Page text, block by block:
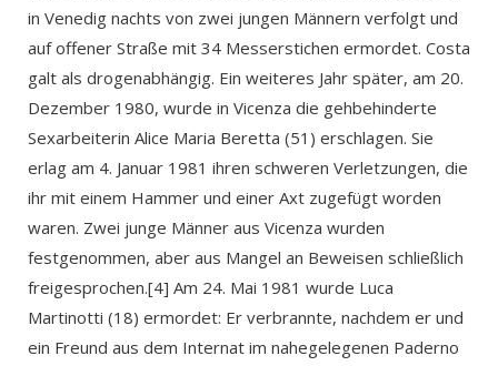
in Venedig nachts von zwei jungen Männern verfolgt und
auf offener Straße mit 34 Messerstichen ermordet. Costa
galt als drogenabhängig. Ein weiteres Jahr später, am 20.
Dezember 1980, wurde in Vicenza die gehbehinderte
Sexarbeiterin Alice Maria Beretta (51) erschlagen. Sie
erlag am 4. Januar 1981 ihren schweren Verletzungen, die
ihr mit einem Hammer und einer Axt zugefügt worden
waren. Zwei junge Männer aus Vicenza wurden
festgenommen, aber aus Mangel an Beweisen schließlich
freigesprochen.[4] Am 24. Mai 1981 wurde Luca
Martinotti (18) ermordet: Er verbrannte, nachdem er und
ein Freund aus dem Internat im nahegelegenen Paderno